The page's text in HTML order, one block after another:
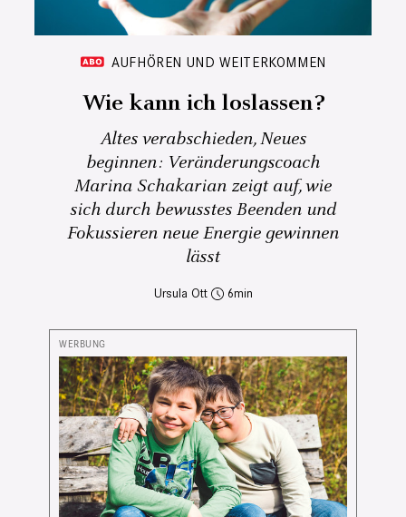
AUFHÖREN UND WEITERKOMMEN
Wie kann ich loslassen?
Altes verabschieden, Neues
beginnen: Veränderungscoach
Marina Schakarian zeigt auf, wie
sich durch bewusstes Beenden und
Fokussieren neue Energie gewinnen
lässt
Ursula Ott 6